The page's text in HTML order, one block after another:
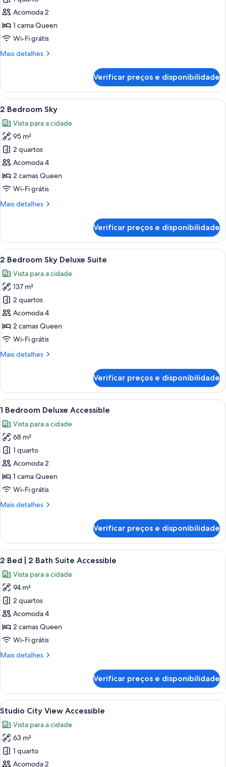
1
Bedroom
Deluxe
Acomoda 2
1 cama Queen
Wi-Fi grátis
Mais detalhes
Mais
Bedroom
Deluxe
Sky
Verificar preços e disponibilidade
Carrega
todas
as
fotos
de
2
Bedroom
Sky
Uma cozinha moderna com uma
7
2 Bedroom Sky
Vista para a cidade
95 m²
2 quartos
Acomoda 4
2 camas Queen
Wi-Fi grátis
Mais detalhes
Mais
Bedroom
Sky
Verificar preços e disponibilidade
Carrega
todas
as
fotos
de
2
Bedroom
Sky
Suite
Um apartamento moderno com área
29
2 Bedroom Sky Deluxe Suite
Vista para a cidade
137 m²
2 quartos
Acomoda 4
2 camas Queen
Wi-Fi grátis
Mais detalhes
Mais
Bedroom
Sky
Deluxe
Verificar preços e disponibilidade
Carrega
todas
as
fotos
de
1
Bedroom
Deluxe
Accessible
Uma sala de estar moderna com um
15
1 Bedroom Deluxe Accessible
Vista para a cidade
68 m²
1 quarto
Acomoda 2
1 cama Queen
Wi-Fi grátis
Mais detalhes
Mais
Bedroom
Deluxe
Accessible
Verificar preços e disponibilidade
Carrega
todas
as
fotos
de
2
Bed
Bath
Quarto de hotel moderno com uma
19
2 Bed | 2 Bath Suite Accessible
Vista para a cidade
94 m²
2 quartos
Acomoda 4
2 camas Queen
Wi-Fi grátis
Mais detalhes
Mais
Bed
2
Suite
Accessible
Verificar preços e disponibilidade
Carrega
todas
as
fotos
de
Studio
Quarto de hotel moderno com uma
15
Studio City View Accessible
Vista para a cidade
63 m²
1 quarto
Acomoda 2